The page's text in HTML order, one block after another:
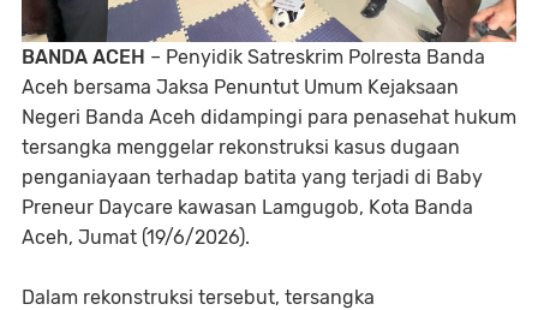
BANDA ACEH – Penyidik Satreskrim Polresta Banda
Aceh bersama Jaksa Penuntut Umum Kejaksaan
Negeri Banda Aceh didampingi para penasehat hukum
tersangka menggelar rekonstruksi kasus dugaan
penganiayaan terhadap batita yang terjadi di Baby
Preneur Daycare kawasan Lamgugob, Kota Banda
Aceh, Jumat (19/6/2026).
Dalam rekonstruksi tersebut, tersangka